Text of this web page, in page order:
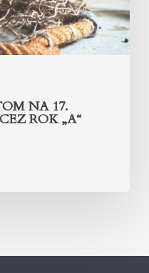
NA 17.
ROK „A“